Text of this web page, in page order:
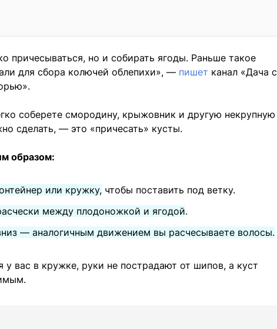
причесываться, но и собирать ягоды. Раньше такое
для сбора колючей облепихи», — пишет канал «Дача с
соберете смородину, крыжовник и другую некрупную
сделать, — это «причесать» кусты.
образом:
или кружку, чтобы поставить под ветку.
между плодоножкой и ягодой.
— аналогичным движением вы расчесываете волосы.
у вас в кружке, руки не пострадают от шипов, а куст